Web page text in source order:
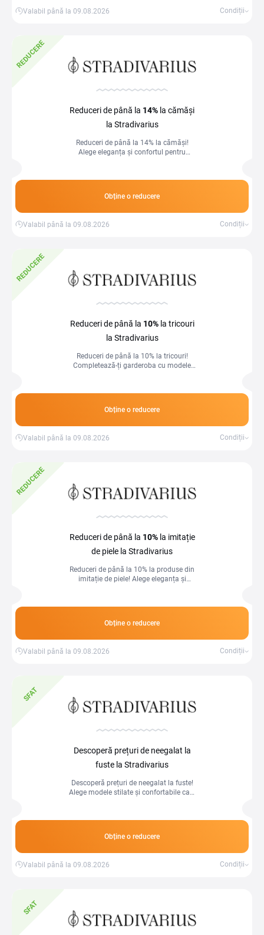
Valabil până la 09.08.2026 Condiții
REDUCERE
Reduceri de până la 14% la cămăși
la Stradivarius
Reduceri de până la 14% la cămăși!
Alege eleganța și confortul pentru
Obține o reducere
Valabil până la 09.08.2026 Condiții
REDUCERE
Reduceri de până la 10%la tricouri
la Stradivarius
Reduceri de până la 10% la tricouri!
Completează-ți garderoba cu modele
Obține o reducere
Valabil până la 09.08.2026 Condiții
REDUCERE
Reduceri de până la 10%la imitație
de piele la Stradivarius
Reduceri de până la 10% la produse din
imitație de piele! Alege eleganța și
Obține o reducere
Valabil până la 09.08.2026 Condiții
SFAT
Descoperă prețuri de neegalat la
fuste la Stradivarius
Descoperă prețuri de neegalat la fuste!
Alege modele stilate și confortabile care
Obține o reducere
Valabil până la 09.08.2026 Condiții
SFAT